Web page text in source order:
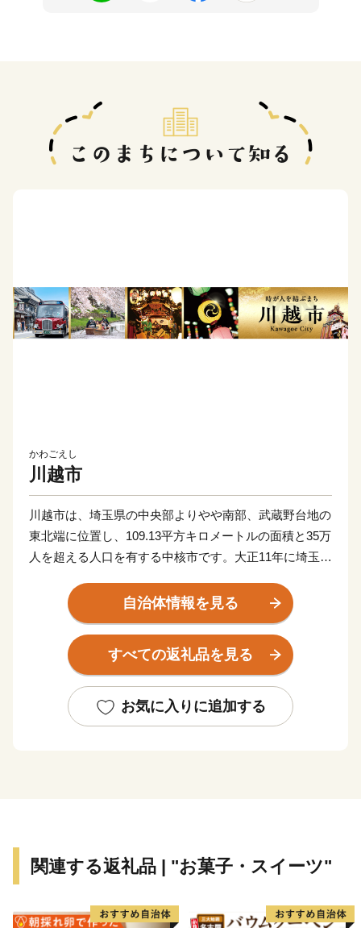
かわごえし
川越市
川越市は、埼玉県の中央部よりやや南部、武蔵野台地の
東北端に位置し、109.13平方キロメートルの面積と35万
人を超える人口を有する中核市です。大正11年に埼玉県
を迎えます。
遠く古代より交通の要衝、入間地域の政治の中心として
発展してきた川越は、平安時代には桓武平氏の流れをく
町時代には、河越城を築城した太田道真・道灌父子の活
躍により、扇谷上杉氏（おうぎがやつうえすぎし）が関
ベッドタウンでありながら、商品作物などを生産する近
た商工業、豊かな歴史と文化を資源とする観光など、充
自治体情報を見る
すべての返礼品を見る
お気に入りに追加する
関連する返礼品 | "お菓子・スイーツ"